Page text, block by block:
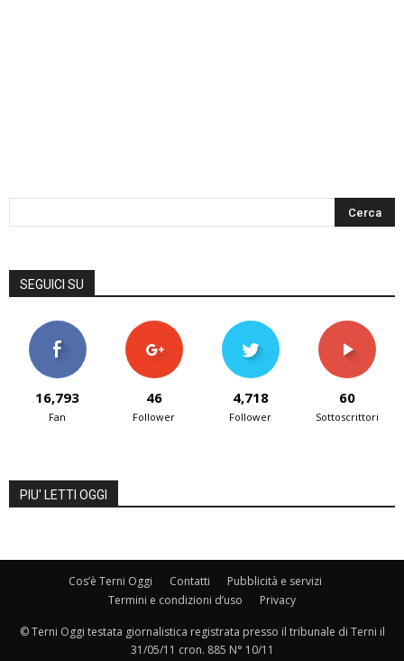
SEGUICI SU
16,793
Fan
46
Follower
4,718
Follower
60
Sottoscrittori
PIU' LETTI OGGI
Cos’è Terni Oggi Contatti
Pubblicità e servizi
Termini e condizioni d’uso
Privacy
© Terni Oggi testata giornalistica registrata presso il tribunale di Terni il
31/05/11 cron. 885 N° 10/11